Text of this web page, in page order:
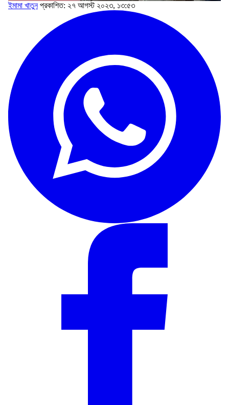
ইমামা খাতুন প্রকাশিত: ২৭ আগস্ট ২০২৩, ১৩:৫৩